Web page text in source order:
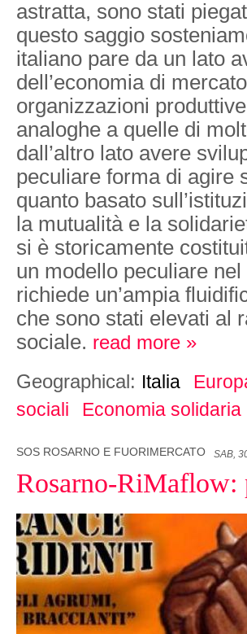
astratta, sono stati
questo saggio
italiano pare da un lato
dell’economia di
organizzazioni
analoghe a quelle di
dall’altro lato avere
peculiare forma di agire
quanto basato
la mutualità e la
si è storicamente
un modello peculiare
richiede un’ampia
che sono stati elevati al
sociale. read more »
Geographical: Italia
sociali
Economia solidaria
SOS ROSARNO E FUORIMERCATO SAB,
Rosarno-RiMaflow: